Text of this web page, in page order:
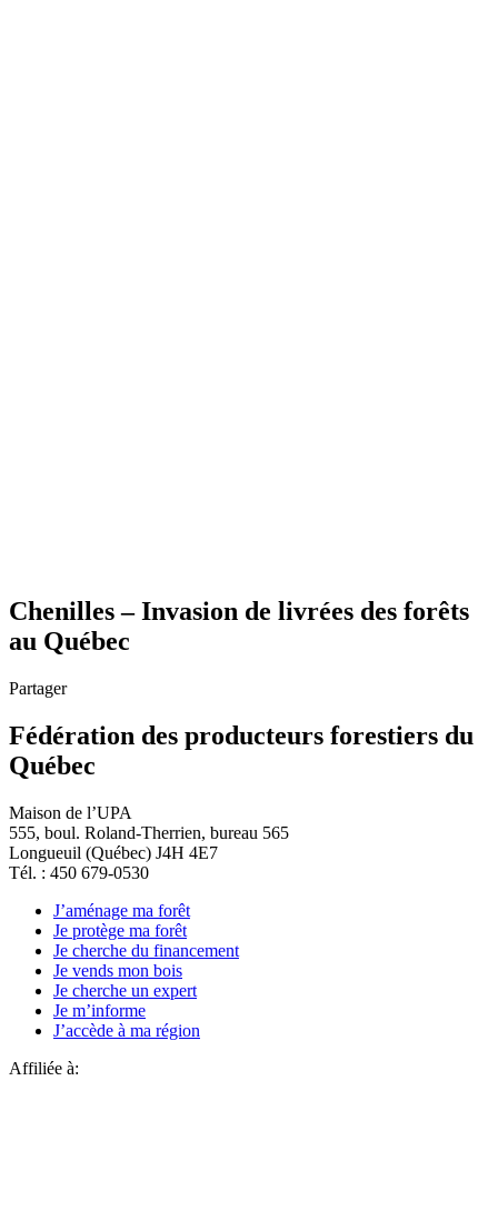
Chenilles – Invasion de livrées des forêts
au Québec
Partager
Fédération des producteurs forestiers du
Québec
Maison de l’UPA
555, boul. Roland-Therrien, bureau 565
Longueuil (Québec) J4H 4E7
Tél. : 450 679-0530
J’aménage ma forêt
Je protège ma forêt
Je cherche du financement
Je vends mon bois
Je cherche un expert
Je m’informe
J’accède à ma région
Affiliée à: